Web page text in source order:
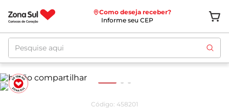
Como deseja receber?
Informe seu CEP
Pesquise aqui
Código: 458201